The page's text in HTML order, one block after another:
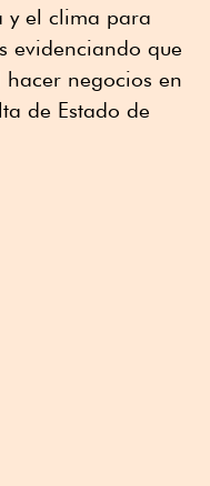
y el clima para
evidenciando que
negocios en
de Estado de